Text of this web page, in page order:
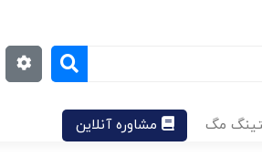
مگ مشاوره آنلاین